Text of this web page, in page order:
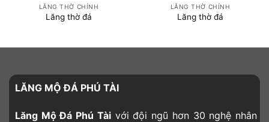
LĂNG THỜ CHÍNH
Lăng thờ đá
LĂNG THỜ CHÍNH
Lăng thờ đá
LĂNG MỘ ĐÁ PHÚ TÀI
Lăng Mộ Đá Phú Tàivới đội ngũ hơn 30 nghệ nhân